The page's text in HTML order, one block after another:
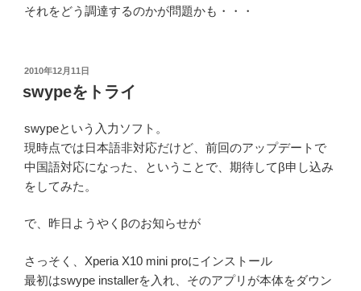
それをどう調達するのかが問題かも・・・
投
日:
2010年12月11日
swypeをトライ
swypeという入力ソフト。
現時点では日本語非対応だけど、前回のアップデートで
中国語対応になった、ということで、期待してβ申し込み
をしてみた。
で、昨日ようやくβのお知らせが
さっそく、Xperia X10 mini proにインストール
最初はswype installerを入れ、そのアプリが本体をダウン